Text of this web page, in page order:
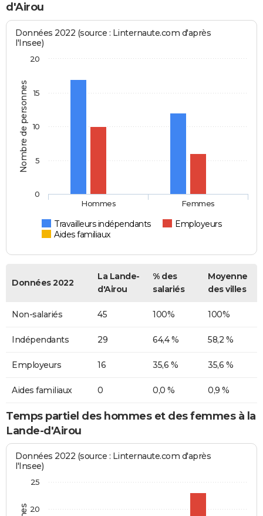
d'Airou
Nombre de personnes
Données 2022 (source : Linternaute.com d'après
l'Insee)
Travailleurs indépendants
Employeurs
Aides familiaux
Hommes Femmes
0
5
10
15
20
Données 2022
La Lande-
d'Airou
% des
salariés
Moyenne
des villes
Non-salariés 45 100% 100%
Indépendants 29 64,4 % 58,2 %
Employeurs 16 35,6 % 35,6 %
Aides familiaux 0 0,0 % 0,9 %
Temps partiel des hommes et des femmes à la
Lande-d'Airou
Données 2022 (source : Linternaute.com d'après
l'Insee)
20
25